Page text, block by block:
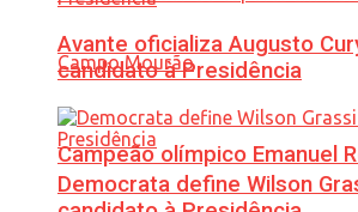
Campeão olímpico Emanuel
Avante oficializa Augusto
candidato à Presidência
Democrata define Wilson